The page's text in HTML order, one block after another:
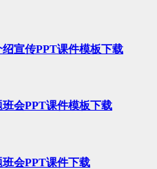
宣传PPT课件模板下载
会PPT课件模板下载
会PPT课件下载